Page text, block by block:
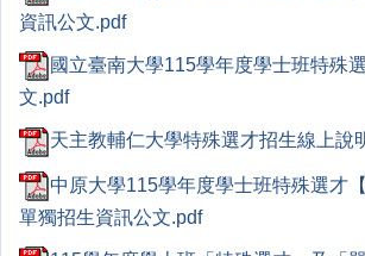
資訊公文.pdf
國立臺南大學115學年度學士班特殊
文.pdf
天主教輔仁大學特殊選才招生線上說
中原大學115學年度學士班特殊選才
單獨招生資訊公文.pdf